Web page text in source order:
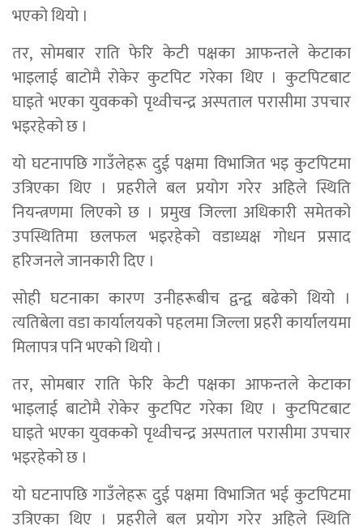
भएको थियो ।
तर, सोमबार राति फेरि केटी पक्षका आफन्तले केटाका
भाइलाई बाटोमै रोकेर कुटपिट गरेका थिए । कुटपिटबाट
घाइते भएका युवकको पृथ्वीचन्द्र अस्पताल परासीमा उपचार
भइरहेको छ ।
यो घटनापछि गाउँलेहरू दुई पक्षमा विभाजित भइ कुटपिटमा
उत्रिएका थिए । प्रहरीले बल प्रयोग गरेर अहिले स्थिति
नियन्त्रणमा लिएको छ । प्रमुख जिल्ला अधिकारी समेतको
उपस्थितिमा छलफल भइरहेको वडाध्यक्ष गोधन प्रसाद
हरिजनले जानकारी दिए ।
सोही घटनाका कारण उनीहरूबीच द्वन्द्व बढेको थियो ।
त्यतिबेला वडा कार्यालयको पहलमा जिल्ला प्रहरी कार्यालयमा
मिलापत्र पनि भएको थियो ।
तर, सोमबार राति फेरि केटी पक्षका आफन्तले केटाका
भाइलाई बाटोमै रोकेर कुटपिट गरेका थिए । कुटपिटबाट
घाइते भएका युवकको पृथ्वीचन्द्र अस्पताल परासीमा उपचार
भइरहेको छ ।
यो घटनापछि गाउँलेहरू दुई पक्षमा विभाजित भई कुटपिटमा
उत्रिएका थिए । प्रहरीले बल प्रयोग गरेर अहिले स्थिति